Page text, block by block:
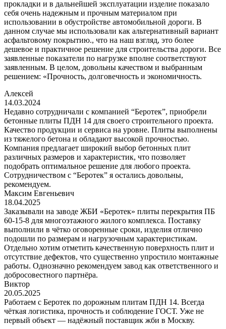
прокладки и в дальнейшей эксплуатации изделие показало
себя очень надежным и прочным материалом при
использовании в обустройстве автомобильной дороги. В
данном случае мы использовали как альтернативный вариант
асфальтовому покрытию., что на наш взгляд, это более
дешевое и практичное решение для строительства дороги. Все
заявленные показатели по нагрузке вполне соответствуют
заявленным. В целом, довольны качеством и выбранным
решением: «Прочность, долговечность и экономичность.
Алексей
14.03.2024
Недавно сотрудничали с компанией “Беротек”, приобрели
бетонные плиты ПДН 14 для своего строительного проекта.
Качество продукции и сервиса на уровне. Плиты выполнены
из тяжелого бетона и обладают высокой прочностью.
Компания предлагает широкий выбор бетонных плит
различных размеров и характеристик, что позволяет
подобрать оптимальное решение для любого проекта.
Сотрудничеством с “Беротек” я остались довольны,
рекомендуем.
Максим Евгеньевич
18.04.2025
Заказывали на заводе ЖБИ «Беротек» плиты перекрытия ПБ
60-15-8 для многоэтажного жилого комплекса. Поставку
выполнили в чётко оговоренные сроки, изделия отлично
подошли по размерам и нагрузочным характеристикам.
Отдельно хотим отметить качественную поверхность плит и
отсутствие дефектов, что существенно упростило монтажные
работы. Однозначно рекомендуем завод как ответственного и
добросовестного партнёра.
Виктор
20.05.2025
Работаем с Беротек по дорожным плитам ПДН 14. Всегда
чёткая логистика, прочность и соблюдение ГОСТ. Уже не
первый объект — надёжный поставщик жби в Москву.